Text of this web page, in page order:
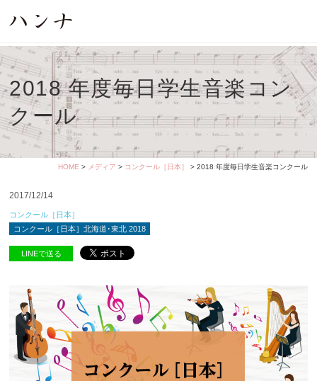
2018 年度毎日学生音楽コン
クール
HOME > メディア > コンクール［日本］ > 2018 年度毎日学生音楽コンクール
2017/12/14
コンクール［日本］
コンクール［日本］北海道･東北 2018
LINEで送る